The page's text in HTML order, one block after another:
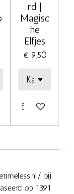
rd |
Magisc
he
Elfjes
€ 9,50
Bekijk details
bij
op 1391